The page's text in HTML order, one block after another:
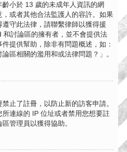
小於 13 歲的未成年人資訊的網
或者其他合法監護人的容許。如果
守此法律，請聯繫律師以獲得援
討論區的擁有者，並不會提供法
提供幫助，除非有問題概述，如：
區相關的濫用和或法律問題？」。
止了註冊，以防止新的訪客申請。
連線的 IP 位址或者禁用您想要註
管理員以獲得協助。